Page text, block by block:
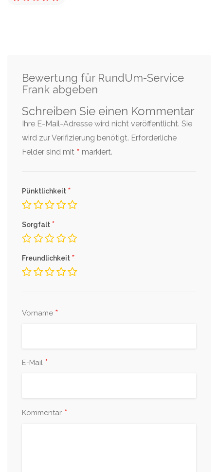
Bewertung für RundUm-Service
Frank abgeben
Schreiben Sie einen Kommentar
Ihre E-Mail-Adresse wird nicht veröffentlicht. Sie
wird zur Verifizierung benötigt. Erforderliche
Felder sind mit * markiert.
Pünktlichkeit *
Sorgfalt *
Freundlichkeit *
Vorname *
E-Mail *
Kommentar *